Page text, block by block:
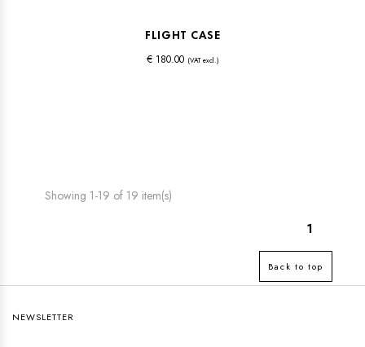
FLIGHT CASE
€ 180.00 (VAT excl.)
Showing 1-19 of 19 item(s)
1
Back to top
NEWSLETTER